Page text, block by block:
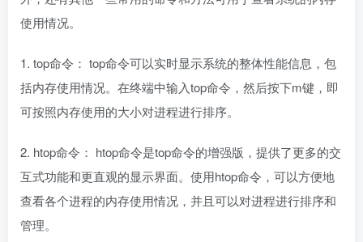
使用情况。
1. top命令： top命令可以实时显示系统的整体性能信息，包
括内存使用情况。在终端中输入top命令，然后按下m键，即
可按照内存使用的大小对进程进行排序。
2. htop命令： htop命令是top命令的增强版，提供了更多的交
互式功能和更直观的显示界面。使用htop命令，可以方便地
查看各个进程的内存使用情况，并且可以对进程进行排序和
管理。